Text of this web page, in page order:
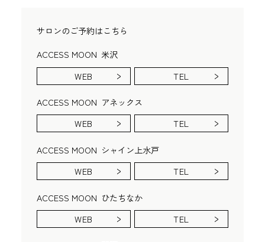
サロンのご予約はこちら
ACCESS MOON 米沢
WEB
TEL
ACCESS MOON アネックス
WEB
TEL
ACCESS MOON シャイン上水戸
WEB
TEL
ACCESS MOON ひたちなか
WEB
TEL